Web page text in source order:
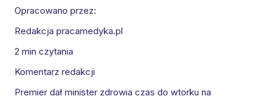
Opracowano przez:
Redakcja pracamedyka.pl
2 min czytania
Komentarz redakcji
Premier dał minister zdrowia czas do wtorku na